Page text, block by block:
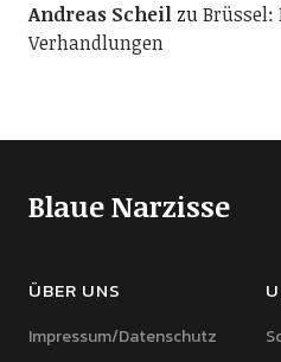
Andreas ScheilzuBrüssel:
Verhandlungen
Blaue Narzisse
ÜBER UNS
Impressum/Datenschutz